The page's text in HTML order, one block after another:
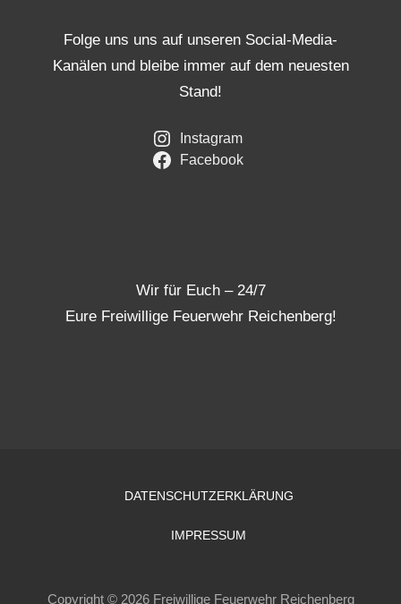
Folge uns uns auf unseren Social-Media-
Kanälen und bleibe immer auf dem neuesten
Stand!
Instagram
Facebook
Wir für Euch – 24/7
Eure Freiwillige Feuerwehr Reichenberg!
DATENSCHUTZERKLÄRUNG
IMPRESSUM
Copyright © 2026 Freiwillige Feuerwehr Reichenberg